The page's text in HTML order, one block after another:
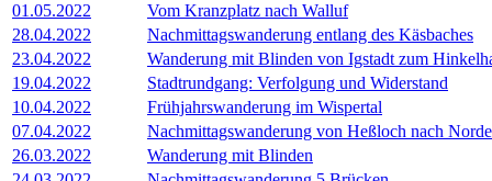
01.05.2022
Vom Kranzplatz nach Walluf
28.04.2022
Nachmittagswanderung entlang des Käsbaches
23.04.2022
Wanderung mit Blinden von Igstadt zum
19.04.2022
Stadtrundgang: Verfolgung und Widerstand
10.04.2022
Frühjahrswanderung im Wispertal
07.04.2022
Nachmittagswanderung von Heßloch nach
26.03.2022
Wanderung mit Blinden